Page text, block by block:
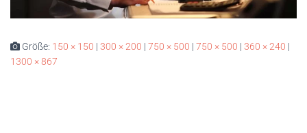
Größe: 150 × 150 | 300 × 200 | 750 × 500 | 750 × 500 | 360 × 240 |
1300 × 867